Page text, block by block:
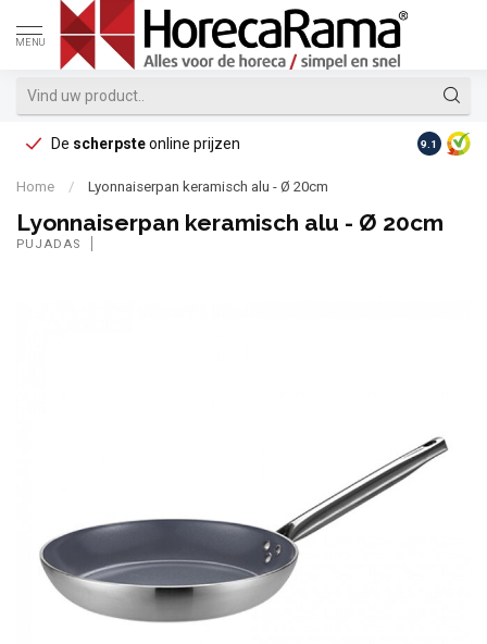
MENU
De scherpsteonline prijzen Op
9.1
Home / Lyonnaiserpan keramisch alu - Ø 20cm
Lyonnaiserpan keramisch alu - Ø 20cm
PUJADAS